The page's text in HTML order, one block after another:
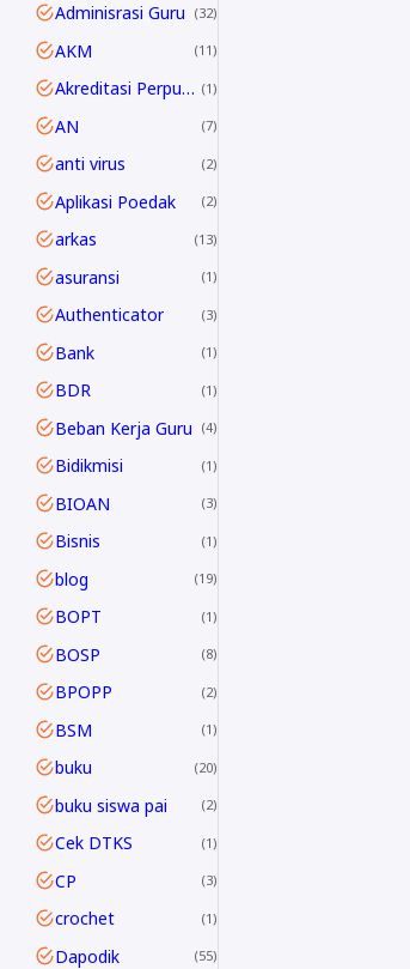
Adminisrasi Guru 32
AKM 11
Akreditasi Perpustakaan 1
AN 7
anti virus 2
Aplikasi Poedak 2
arkas 13
asuransi 1
Authenticator 3
Bank 1
BDR 1
Beban Kerja Guru 4
Bidikmisi 1
BIOAN 3
Bisnis 1
blog 19
BOPT 1
BOSP 8
BPOPP 2
BSM 1
buku 20
buku siswa pai 2
Cek DTKS 1
CP 3
crochet 1
Dapodik 55